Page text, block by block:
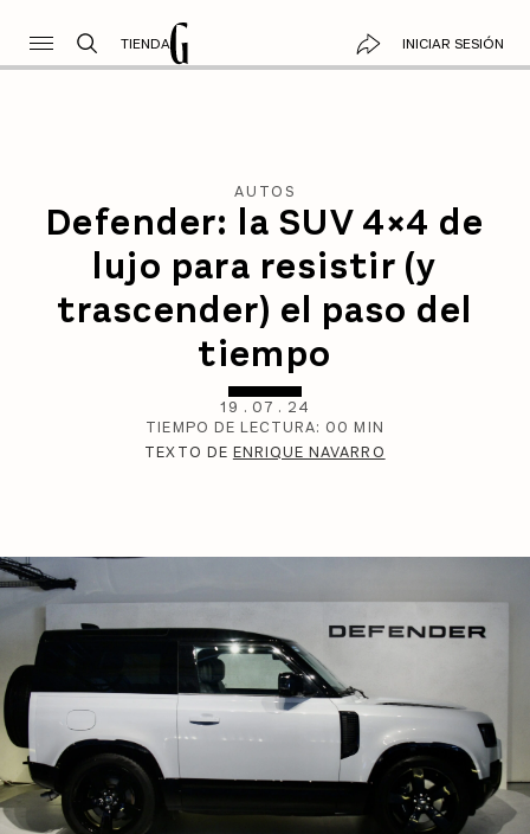
TIENDA INICIAR SESIÓN
AUTOS
Defender: la SUV 4×4 de
lujo para resistir (y
trascender) el paso del
tiempo
19 . 07 . 24
TIEMPO DE LECTURA: 00 MIN
TEXTO DE ENRIQUE NAVARRO